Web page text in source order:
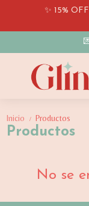
✨ 15%
Inicio / Productos
Productos
No se